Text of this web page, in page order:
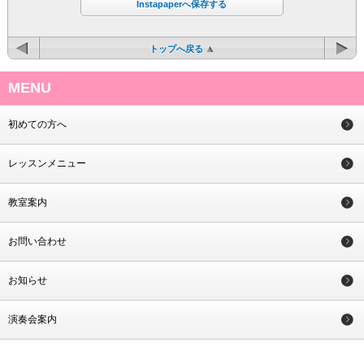
Instapaperへ保存する
トップへ戻る
MENU
初めての方へ
レッスンメニュー
教室案内
お問い合わせ
お知らせ
演奏会案内